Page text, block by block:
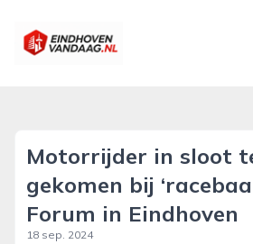
eindhovenvandaag.nl
Motorrijder in sloot
gekomen bij
Forum in Eindhoven
18 sep. 2024